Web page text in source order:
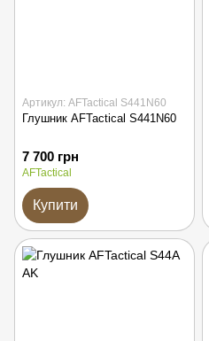
Артикул: AFTactical S441N60
Глушник AFTactical S441N60
7 700 грн
AFTactical
Купити